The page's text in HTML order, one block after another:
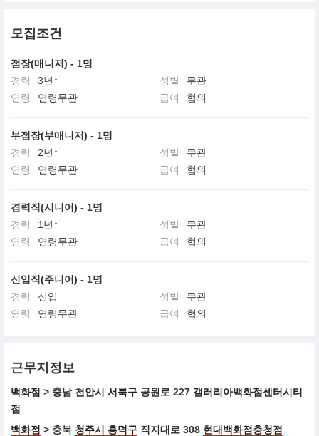
모집조건
점장(매니저) - 1명
경력
3년↑ 성별
무관
연령
연령무관 급여 협의
부점장(부매니저) - 1명
경력
2년↑ 성별
무관
연령
연령무관 급여 협의
경력직(시니어) - 1명
경력
1년↑ 성별
무관
연령
연령무관 급여 협의
신입직(주니어) - 1명
경력
신입 성별
무관
연령
연령무관 급여 협의
근무지정보
백화점 > 충남 천안시 서북구 공원로 227 갤러리아백화점센터시티
점
백화점 > 충북 청주시 흥덕구 직지대로 308 현대백화점충청점